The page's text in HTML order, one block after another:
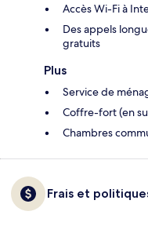
Accès Wi-Fi à
Des appels
gratuits
Plus
Service de
Coffre-fort (en
Chambres
Frais et